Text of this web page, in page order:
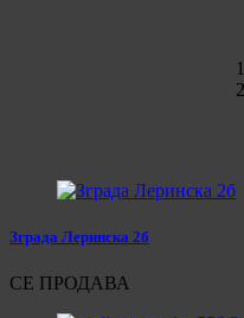
Зграда Леринска 2б
СЕ ПРОДАВА